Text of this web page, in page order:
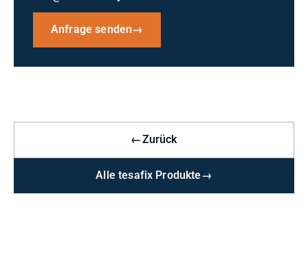
Anfrage senden→
←Zurück
Alle tesafix Produkte→